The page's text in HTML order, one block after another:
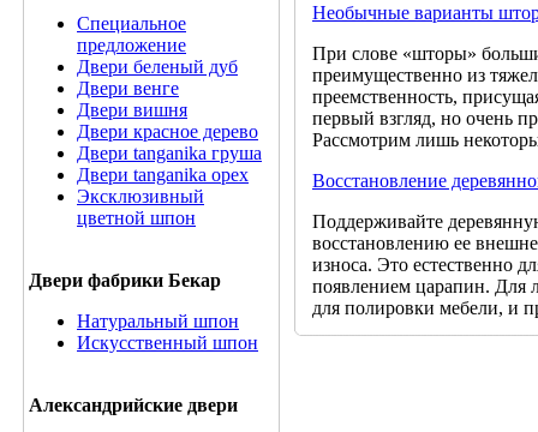
Специальное
предложение
Двери беленый дуб
Двери венге
Двери вишня
Двери красное дерево
Двери tanganika груша
Двери tanganika oрех
Эксклюзивный
цветной шпон
Двери фабрики Бекар
Натуральный шпон
Искусственный шпон
Александрийские двери
Необычные варианты штор
При слове «шторы»
преимущественно из
преемственность,
первый взгляд, но очень
Рассмотрим лишь
Восстановление
Поддерживайте
восстановлению ее
износа. Это естественно
появлением царапин. Для
для полировки мебели, и